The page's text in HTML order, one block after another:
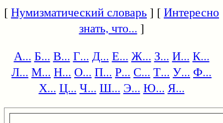
[Нумизматический словарь] [Интересно
знать, что... ]
А... Б... В... Г... Д... Е... Ж... З... И... К...
Л... М... Н... О... П... Р... С... Т... У... Ф...
Х... Ц... Ч... Ш... Э... Ю... Я...